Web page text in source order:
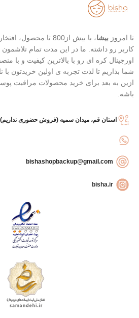
تغذیه و نرم کننده عمقی پوست
(شی باتر)
سبز)
کنترل آکنه و تسکین قرمزی جوش
(درخت چای)
تا امروز بیشا
کاربر رو داشته. ما در این مدت تمام
اورجینال کره ای رو با بالاترین کیفیت و با
شما بذاریم تا لذت تجربه ی اولین خریدتون با
ازین به بعد برای خرید محصولات مراقبت
باشه.
استان قم، میدان سمیه (فروش حضوری نداریم)
bisha.ir